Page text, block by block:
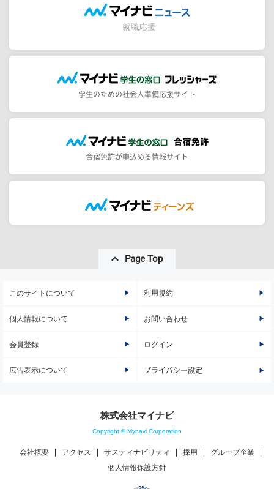
学生のための社会人準備応援サイト
合宿免許が申込める情報サイト
Page Top
このサイトについて 利用規約
個人情報について お問い合わせ
会員登録 ログイン
広告表示について プライバシー設定
株式会社マイナビ
Copyright © Mynavi Corporation
会社概要 アクセス サスティナビリティ 採用
グループ企業
個人情報保護方針